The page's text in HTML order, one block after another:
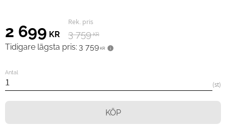
Nedsatt pris:
2 699 KR
Ordinarie pris:
3 759KR
Tidigare lägsta pris: 3 759 KR
Antal
st
KÖP